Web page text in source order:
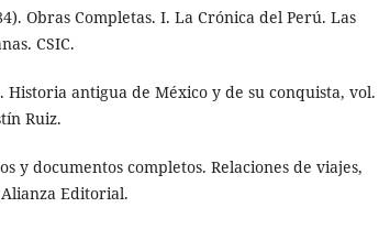
Obras Completas. I. La Crónica del Perú. Las
CSIC.
Historia antigua de México y de su conquista, vol.
Ruiz.
y documentos completos. Relaciones de viajes,
Editorial.